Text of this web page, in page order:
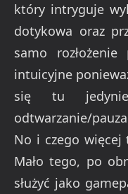
który intryguje
dotykowa oraz
samo
intuicyjne
się tu
odtwarzanie/
No i czego więcej
Mało tego, po
służyć jako